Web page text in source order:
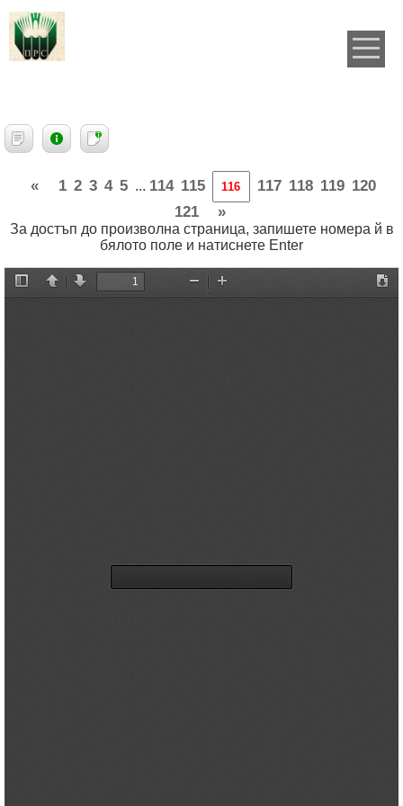
« 1 2 3 4 5 ... 114 115 117 118 119 120
121
»
За достъп до произволна страница, запишете номера й в
бялото поле и натиснете Enter